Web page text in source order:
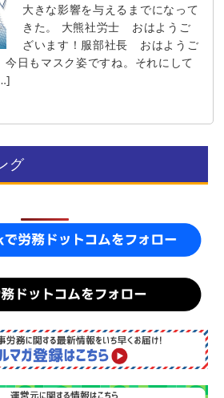
大きな影響を与えるまでになって
きた。 大熊社労士 おはようご
ざいます！服部社長 おはようご
今日もマスク姿ですね。それにして
グ